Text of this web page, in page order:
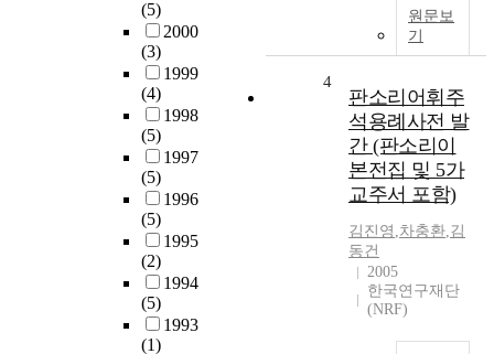
(5)
2000
(3)
1999
(4)
1998
(5)
1997
(5)
1996
(5)
1995
(2)
1994
(5)
1993
(1)
원문보
기
4
판소리어휘주
석용례사전 발
간 (판소리이
본전집 및 5가
교주서 포함)
김진영 ,차충환,김
동건
2005
한국연구재단
(NRF)